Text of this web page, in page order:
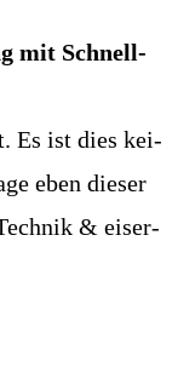
mit Schnell­
Es ist dies kei­
eben die­ser
& eiser­